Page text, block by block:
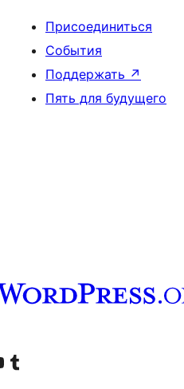
Присоединиться
События
Поддержать ↗
Пять для будущего
в TikTok
наш канал YouTube
Посетите нашу учётную запись в Tumblr